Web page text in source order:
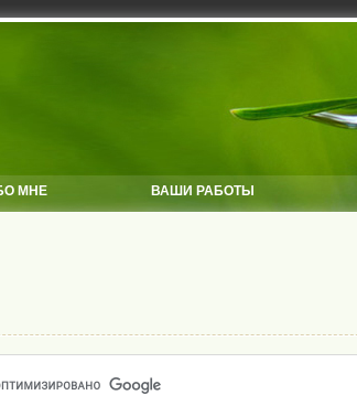
МНЕ ВАШИ РАБОТЫ